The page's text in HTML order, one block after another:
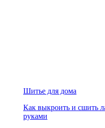
Шитье для дома
Как выкроить и сшить
руками